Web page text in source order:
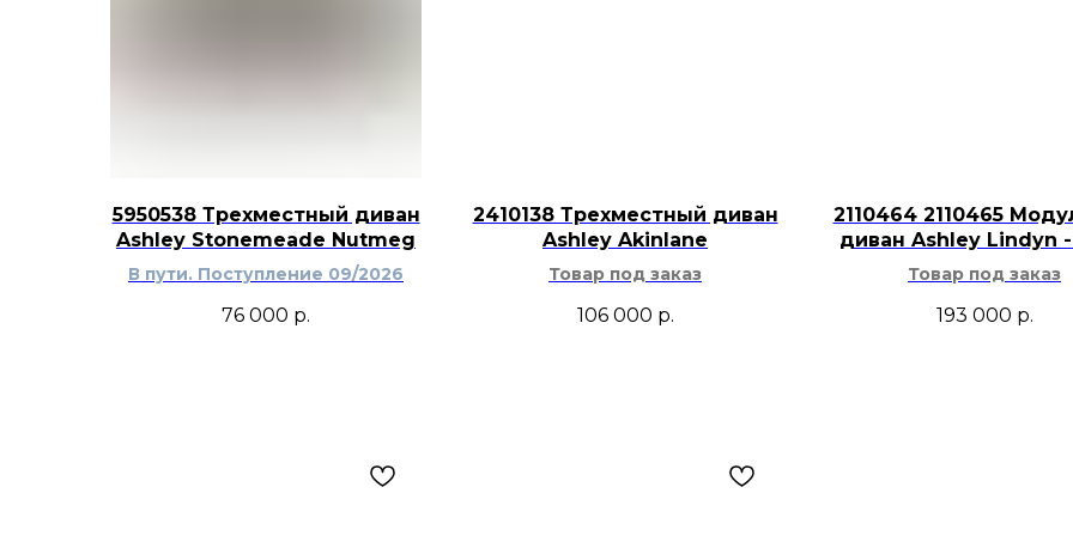
плетёными
Фигурку Creative
птичка» можно
комод,
книгами, вазами,
или природными
5950538 Трехместный диван
Ashley Stonemeade Nutmeg
В пути. Поступление 09/2026
76 000 р.
2410138 Трехместный диван
Ashley Akinlane
Товар под заказ
106 000 р.
2110464 2110465
диван Ashley Lindyn
Товар под заказ
193 000 р.